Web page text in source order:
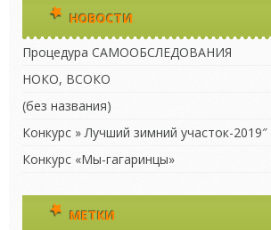
НОВОСТИ
Процедура САМООБСЛЕДОВАНИЯ
НОКО, ВСОКО
(без названия)
Конкурс » Лучший зимний участок-2019″
Конкурс «Мы-гагаринцы»
МЕТКИ